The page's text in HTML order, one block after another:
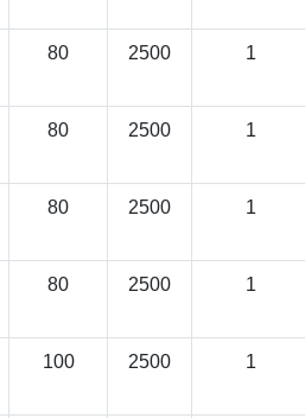
80 2500 1
80 2500 1
80 2500 1
80 2500 1
100 2500 1